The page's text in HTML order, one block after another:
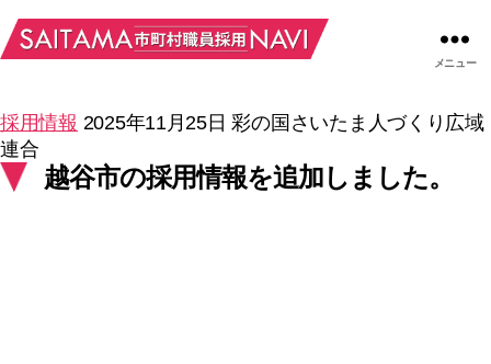
メニュー
採用情報 2025年11月25日彩の国さいたま人づくり広域
連合
越谷市の採用情報を追加しました。